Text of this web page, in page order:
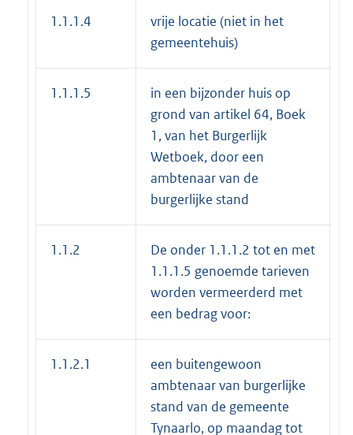
1.1.1.4
vrije locatie (niet in het
gemeentehuis)
1.1.1.5
in een bijzonder huis op
grond van artikel 64, Boek
1, van het Burgerlijk
Wetboek, door een
ambtenaar van de
burgerlijke stand
1.1.2
De onder 1.1.1.2 tot en met
1.1.1.5 genoemde tarieven
worden vermeerderd met
een bedrag voor:
1.1.2.1
een buitengewoon
ambtenaar van burgerlijke
stand van de gemeente
Tynaarlo, op maandag tot